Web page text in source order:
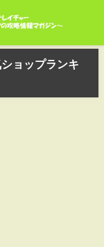
ョップランキ